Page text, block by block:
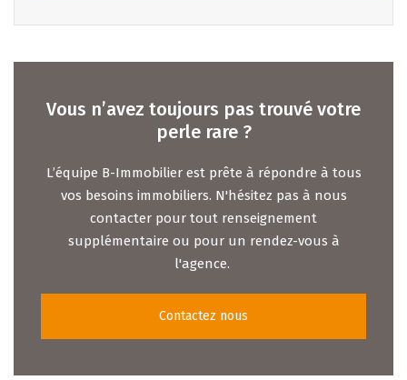
Vous n’avez toujours pas trouvé votre
perle rare ?
L’équipe B-Immobilier est prête à répondre à tous
vos besoins immobiliers. N'hésitez pas à nous
contacter pour tout renseignement
supplémentaire ou pour un rendez-vous à
l'agence.
Contactez nous